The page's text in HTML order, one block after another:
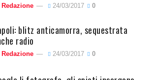
Redazione 24/03/2017 0
blitz anticamorra, sequestrata
radio
Redazione 24/03/2017 0